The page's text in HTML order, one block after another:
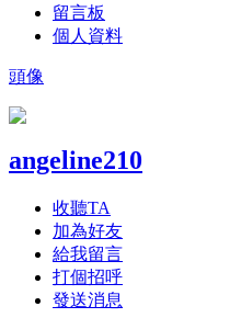
留言板
個人資料
頭像
angeline210
收聽TA
加為好友
給我留言
打個招呼
發送消息